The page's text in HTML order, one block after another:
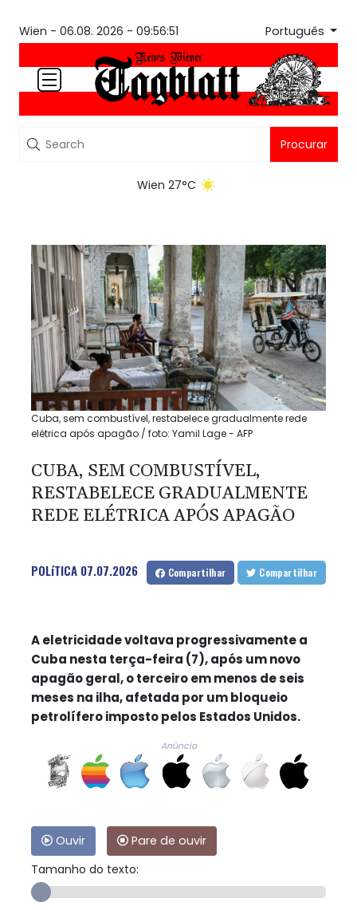
Wien - 06.08. 2026 - 09:56:51 Português
Procurar
Wien 27°C
Cuba, sem combustível, restabelece gradualmente rede
elétrica após apagão / foto: Yamil Lage - AFP
CUBA, SEM COMBUSTÍVEL,
RESTABELECE GRADUALMENTE
REDE ELÉTRICA APÓS APAGÃO
POLíTICA 07.07.2026 Compartilhar Compartilhar
A eletricidade voltava progressivamente a
Cuba nesta terça-feira (7), após um novo
apagão geral, o terceiro em menos de seis
meses na ilha, afetada por um bloqueio
petrolífero imposto pelos Estados Unidos.
Anúncio
Ouvir
Pare de ouvir
Tamanho do texto: